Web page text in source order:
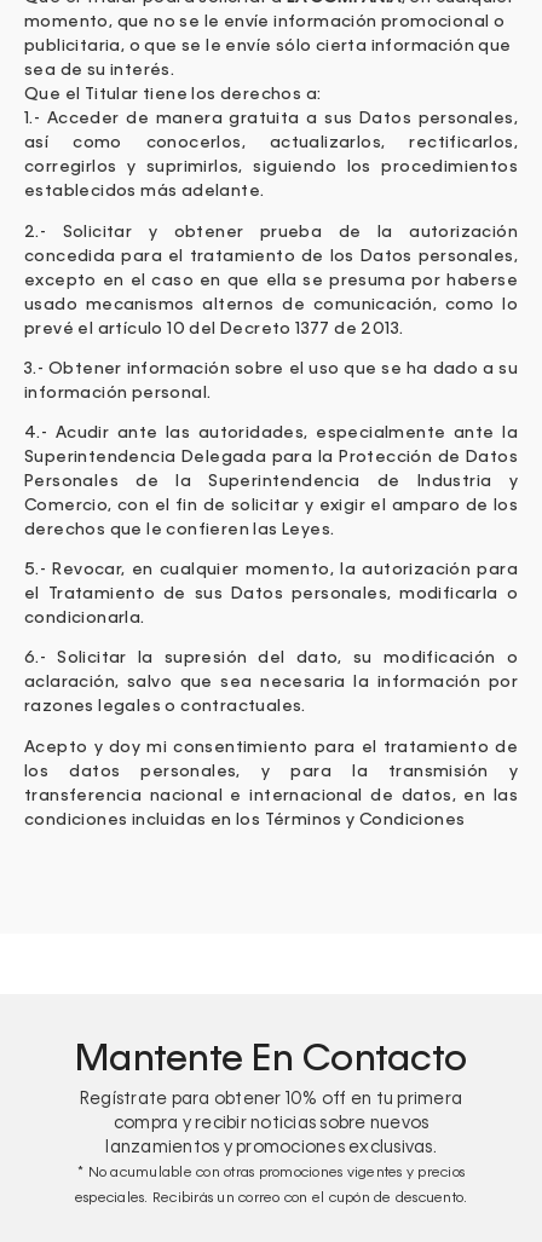
momento, que no se le envíe información promocional o
publicitaria, o que se le envíe sólo cierta información que
sea de su interés.
Que el Titular tiene los derechos a:
1.- Acceder de manera gratuita a sus Datos personales,
así como conocerlos, actualizarlos, rectificarlos,
corregirlos y suprimirlos, siguiendo los procedimientos
establecidos más adelante.
2.- Solicitar y obtener prueba de la autorización
concedida para el tratamiento de los Datos personales,
excepto en el caso en que ella se presuma por haberse
usado mecanismos alternos de comunicación, como lo
prevé el artículo 10 del Decreto 1377 de 2013.
3.- Obtener información sobre el uso que se ha dado a su
información personal.
4.- Acudir ante las autoridades, especialmente ante la
Superintendencia Delegada para la Protección de Datos
Personales de la Superintendencia de Industria y
Comercio, con el fin de solicitar y exigir el amparo de los
derechos que le confieren las Leyes.
5.- Revocar, en cualquier momento, la autorización para
el Tratamiento de sus Datos personales, modificarla o
condicionarla.
6.- Solicitar la supresión del dato, su modificación o
aclaración, salvo que sea necesaria la información por
razones legales o contractuales.
Acepto y doy mi consentimiento para el tratamiento de
los datos personales, y para la transmisión y
transferencia nacional e internacional de datos, en las
condiciones incluidas en los Términos y Condiciones
Mantente En Contacto
Regístrate para obtener 10% off en tu primera
compra y recibir noticias sobre nuevos
lanzamientos y promociones exclusivas.
* No acumulable con otras promociones vigentes y precios
especiales. Recibirás un correo con el cupón de descuento.